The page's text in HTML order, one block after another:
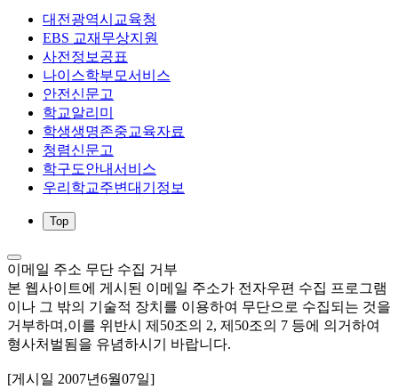
대전광역시교육청
EBS 교재무상지원
사전정보공표
나이스학부모서비스
안전신문고
학교알리미
학생생명존중교육자료
청렴신문고
학구도안내서비스
우리학교주변대기정보
Top
이메일 주소 무단 수집 거부
본 웹사이트에 게시된 이메일 주소가 전자우편 수집 프로그램
이나 그 밖의 기술적 장치를 이용하여 무단으로 수집되는 것을
거부하며,이를 위반시 제50조의 2, 제50조의 7 등에 의거하여
형사처벌됨을 유념하시기 바랍니다.
[게시일 2007년6월07일]